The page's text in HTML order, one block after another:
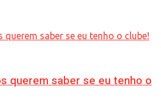
querem saber se eu tenho o